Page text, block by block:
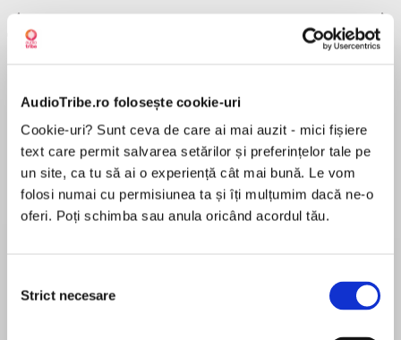
AudioTribe.ro folosește cookie-uri
Cookie-uri? Sunt ceva de care ai mai auzit - mici fișiere
text care permit salvarea setărilor și preferințelor tale pe
un site, ca tu să ai o experiență cât mai bună. Le vom
folosi numai cu permisiunea ta și îți mulțumim dacă ne-o
oferi. Poți schimba sau anula oricând acordul tău.
consimțământului
Strict necesare
Elita de Argint (Elita
de...
Dani Francis
Diavolul se îmbracă de
la...
Lauren Weisberger
Migdală
Sohn Won-pyung
Celebrate World Book Day 2020 with a brilliant